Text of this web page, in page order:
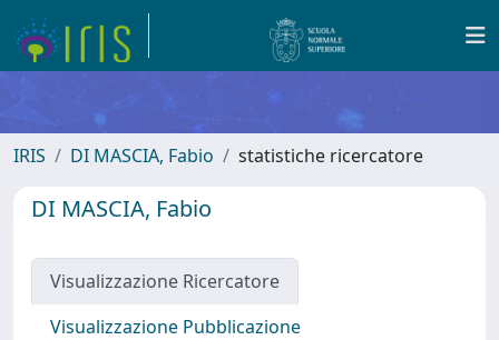
IRIS DI MASCIA, Fabio statistiche ricercatore
DI MASCIA, Fabio
Visualizzazione Ricercatore
Visualizzazione Pubblicazione